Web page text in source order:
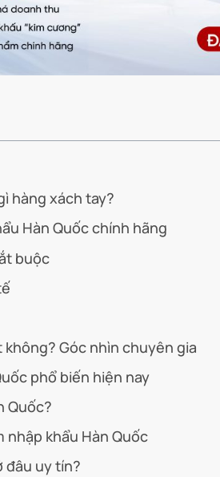
hàng xách tay?
Hàn Quốc chính hãng
buộc
Góc nhìn chuyên gia
phổ biến hiện nay
Quốc?
nhập khẩu Hàn Quốc
đâu uy tín?